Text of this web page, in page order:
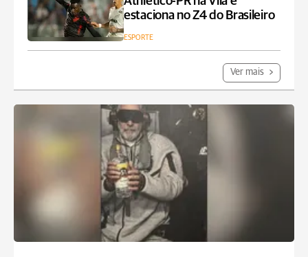
estaciona no Z4 do Brasileiro
ESPORTE
Ver mais